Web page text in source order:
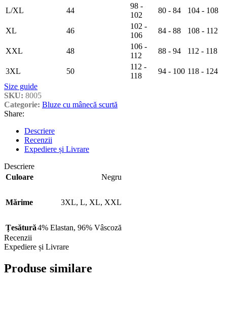
L/XL
44
98 -
102
80 - 84 104 - 108
XL 46
102 -
106
84 - 88 108 - 112
XXL 48
106 -
112
88 - 94 112 - 118
3XL 50
112 -
118
94 - 100 118 - 124
Size guide
SKU: 8005
Categorie: Bluze cu mânecă scurtă
Share:
Descriere
Recenzii
Expediere și Livrare
Descriere
Culoare
Negru
Mărime 3XL, L, XL, XXL
Țesătură4% Elastan, 96% Vâscoză
Recenzii
Expediere și Livrare
Produse similare